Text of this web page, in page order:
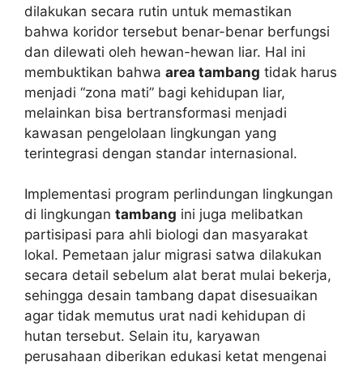
dilakukan secara rutin untuk memastikan
bahwa koridor tersebut benar-benar berfungsi
dan dilewati oleh hewan-hewan liar. Hal ini
membuktikan bahwa area tambang tidak harus
menjadi “zona mati” bagi kehidupan liar,
melainkan bisa bertransformasi menjadi
kawasan pengelolaan lingkungan yang
terintegrasi dengan standar internasional.
Implementasi program perlindungan lingkungan
di lingkungan tambang ini juga melibatkan
partisipasi para ahli biologi dan masyarakat
lokal. Pemetaan jalur migrasi satwa dilakukan
secara detail sebelum alat berat mulai bekerja,
sehingga desain tambang dapat disesuaikan
agar tidak memutus urat nadi kehidupan di
hutan tersebut. Selain itu, karyawan
perusahaan diberikan edukasi ketat mengenai